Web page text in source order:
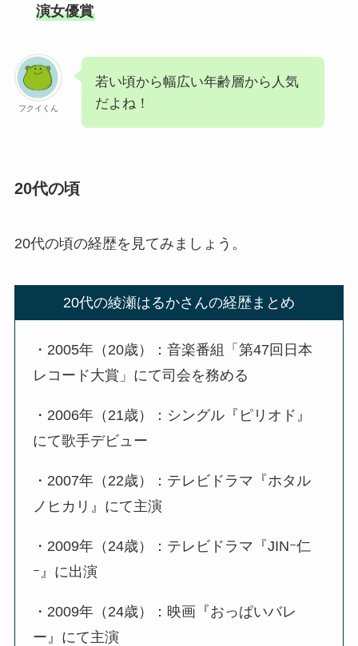
演女優賞
フクイくん
若い頃から幅広い年齢層から人気
だよね！
20代の頃
20代の頃の経歴を見てみましょう。
20代の綾瀬はるかさんの経歴まとめ
・2005年（20歳）：音楽番組「第47回日本
レコード大賞」にて司会を務める
・2006年（21歳）：シングル『ピリオド』
にて歌手デビュー
・2007年（22歳）：テレビドラマ『ホタル
ノヒカリ』にて主演
・2009年（24歳）：テレビドラマ『JINｰ仁
ｰ』に出演
・2009年（24歳）：映画『おっぱいバレ
ー』にて主演